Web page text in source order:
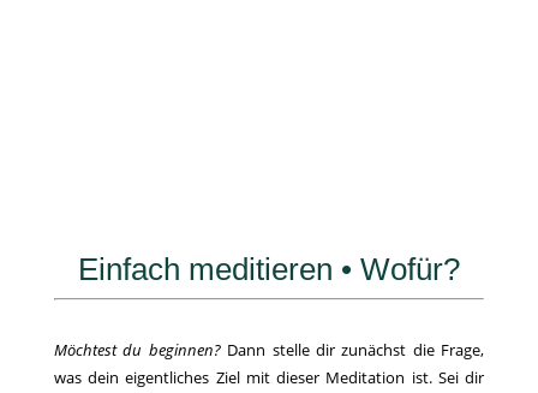
Einfach meditieren • Wofür?
Möchtest du beginnen?Dann stelle dir zunächst die Frage,
was dein eigentliches Ziel mit dieser Meditation ist. Sei dir